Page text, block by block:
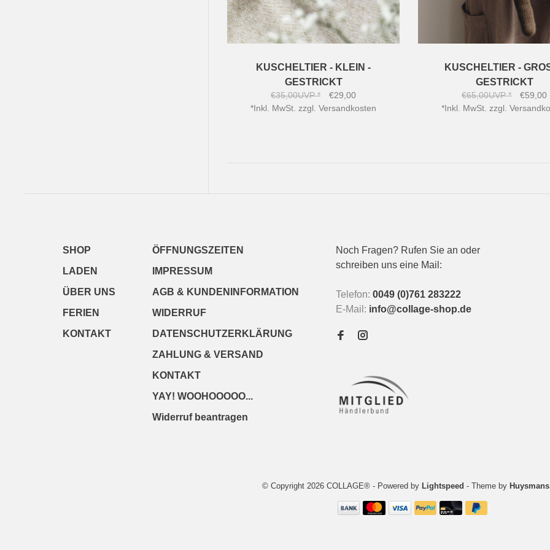
KUSCHELTIER - KLEIN -
GESTRICKT
€35,00UVP *
€29,00
*Inkl. MwSt. zzgl.Versandkosten
KUSCHELTIER -
GESTRICKT
€65,00UVP *
€59,00
*Inkl. MwSt. zzgl.
SHOP
LADEN
ÜBER UNS
FERIEN
KONTAKT
ÖFFNUNGSZEITEN
IMPRESSUM
AGB & KUNDENINFORMATION
WIDERRUF
DATENSCHUTZERKLÄRUNG
ZAHLUNG & VERSAND
KONTAKT
YAY! WOOHOOOOO...
Widerruf beantragen
Noch Fragen? Rufen Sie an oder
schreiben uns eine Mail:
Telefon: 0049 (0)761 283222
E-Mail: info@collage-shop.de
© Copyright 2026 COLLAGE® - Powered by Lightspeed - Theme by